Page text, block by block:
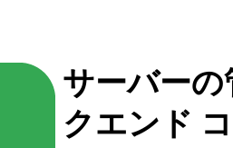
サーバー
クエンド